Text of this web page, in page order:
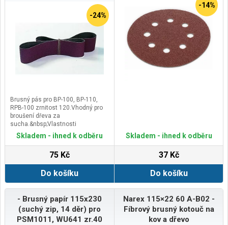
-24%
Brusný pás pro BP-100, BP-110,
RPB-100 zrnitost 120.Vhodný pro
broušení dřeva za
sucha.&nbsp;Vlastnosti
vhodný na broušení v pásových
bruskách&nbsp;provedení bez
korund (polootevřená
struktura)pojivo – syntetická
Skladem - ihned k odběru
75 Kč
Do košíku
-14%
Skladem - ihned k odběru
37 Kč
Do košíku
- Brusný papír 115x230
(suchý zip, 14 děr) pro
PSM1011, WU641 zr.40
Narex 115×22 60 A-B02 -
Fíbrový brusný kotouč na
kov a dřevo